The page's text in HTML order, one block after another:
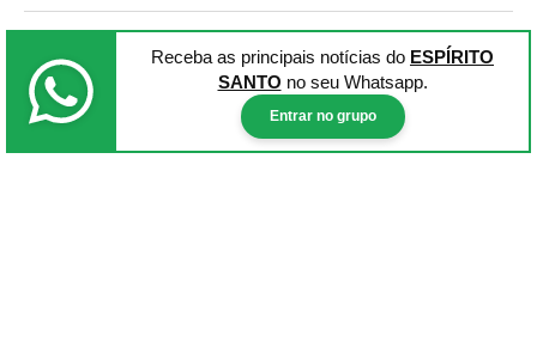
Receba as principais notícias do ESPÍRITO
SANTO no seu Whatsapp.
Entrar no grupo